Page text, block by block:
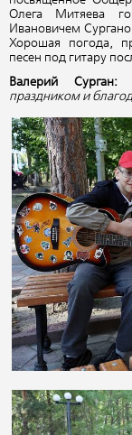
Олега Митяева
Ивановичем
Хорошая погода,
песен под гитару
Валерий Сурган:
праздником и